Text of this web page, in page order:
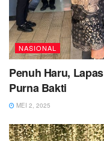
NASIONAL
Penuh Haru,
Purna Bakti
MEI 2, 2025